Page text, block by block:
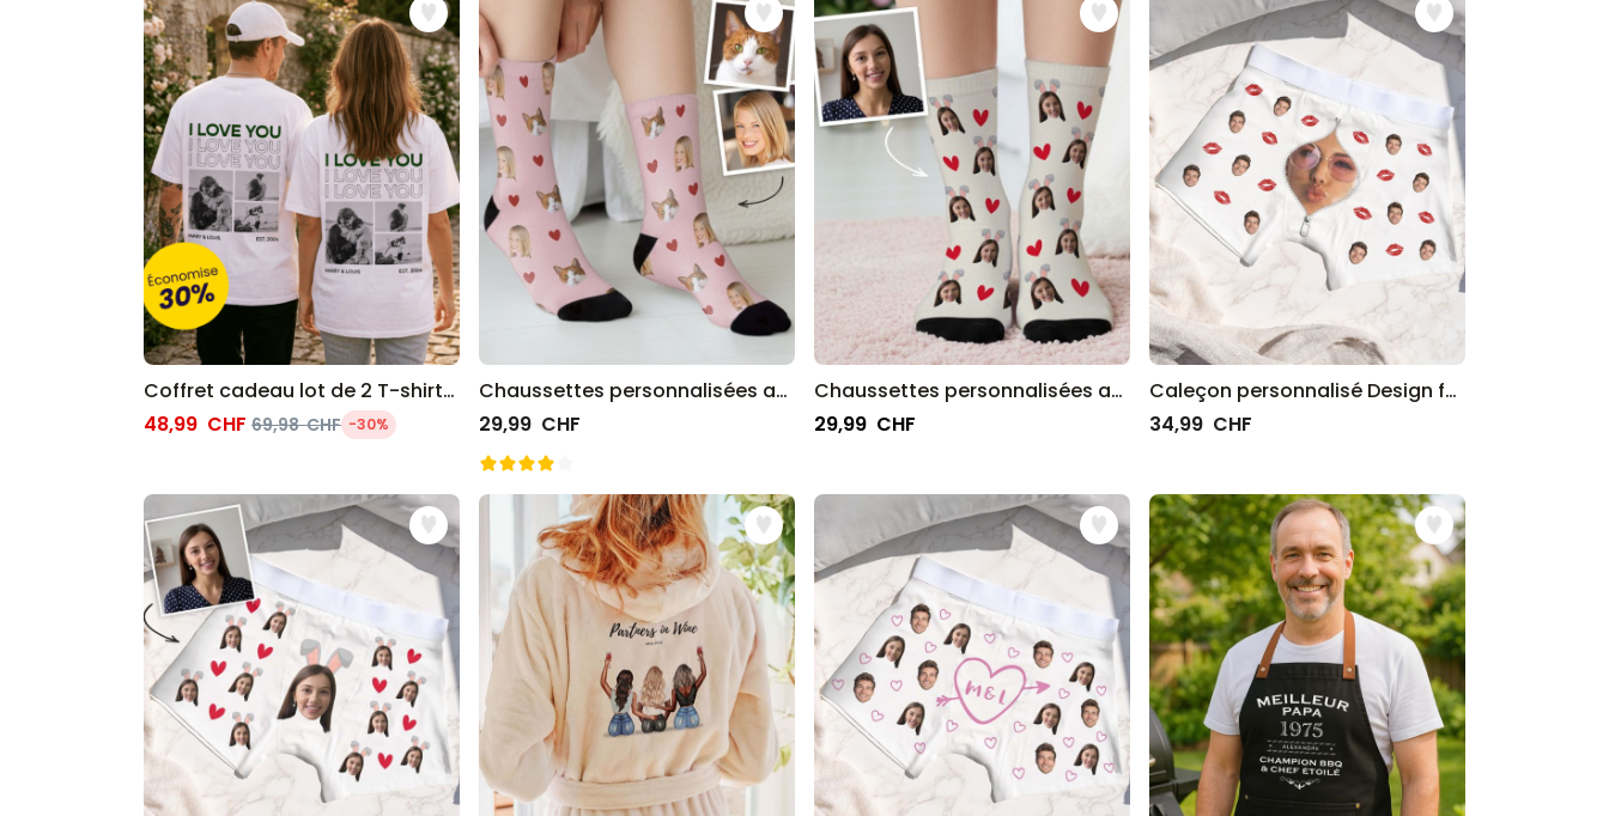
Coffret cadeau lot de 2 T-shirts avec photos en noir et blanc et texte
48,99 CHF 69,98 CHF -30%
Chaussettes personnalisées avec animal de compagnie et visage
29,99 CHF
Chaussettes personnalisées avec visage et oreilles de lapin
29,99 CHF
Caleçon personnalisé Design fermeture éclair
34,99 CHF